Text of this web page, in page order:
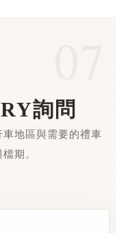
詢問
地區與需要的禮車
期。